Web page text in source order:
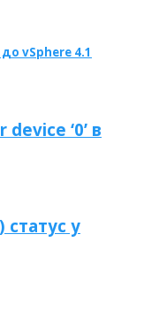
vSphere 4.1
‘0’ в
у